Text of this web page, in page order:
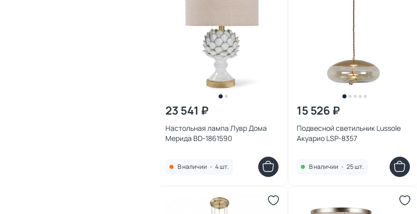
23 541 ₽
Настольная лампа Лувр Дома
Мерида BD-1861590
В наличии • 4 шт.
15 526 ₽
Подвесной светильник Lussole
Акуарио LSP-8357
В наличии • 25 шт.